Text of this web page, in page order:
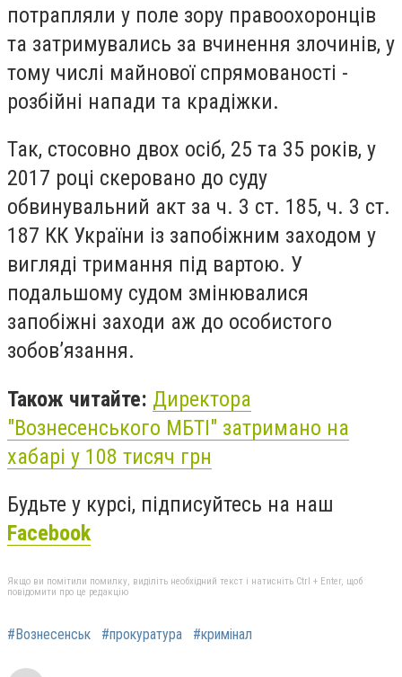
потрапляли у поле зору правоохоронців
та затримувались за вчинення злочинів, у
тому числі майнової спрямованості -
розбійні напади та крадіжки.
Так, стосовно двох осіб, 25 та 35 років, у
2017 році скеровано до суду
обвинувальний акт за ч. 3 ст. 185, ч. 3 ст.
187 КК України із запобіжним заходом у
вигляді тримання під вартою. У
подальшому судом змінювалися
запобіжні заходи аж до особистого
зобов’язання.
Також читайте: Директора
"Вознесенського МБТІ" затримано на
хабарі у 108 тисяч грн
Будьте у курсі, підписуйтесь на наш
Facebook
Якщо ви помітили помилку, виділіть необхідний текст і натисніть Ctrl + Enter, щоб
повідомити про це редакцію
#Вознесенськ #прокуратура #кримінал